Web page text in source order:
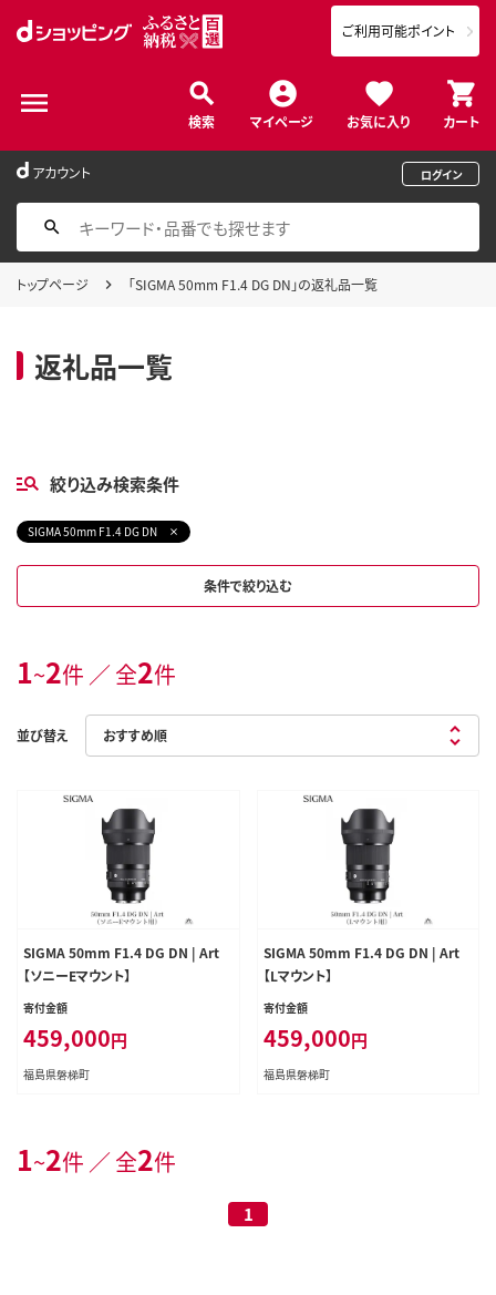
検索 マイページ お気に入り カート
ご利用可能ポイント
アカウント ログイン
トップページ 「SIGMA 50mm F1.4 DG DN」の返礼品一覧
返礼品一覧
絞り込み検索条件
SIGMA 50mm F1.4 DG DN
条件で絞り込む
1~2件 ／ 全2件
並び替え
SIGMA 50mm F1.4 DG DN | Art
【ソニーEマウント】
寄付金額
459,000円
福島県磐梯町
SIGMA 50mm F1.4 DG DN | Art
【Lマウント】
寄付金額
459,000円
福島県磐梯町
1~2件 ／ 全2件
1